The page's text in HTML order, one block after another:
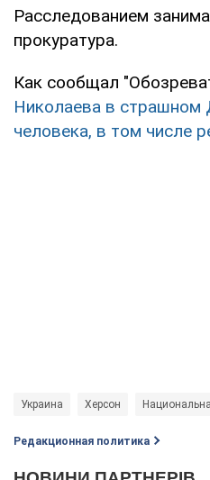
Расследованием
прокуратура.
Как сообщал
Николаева в страшном
человека, в том числе
Украина Херсон
Редакционная политика